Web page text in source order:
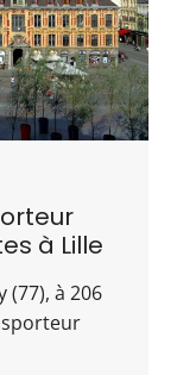
à Lille
(77), à 206